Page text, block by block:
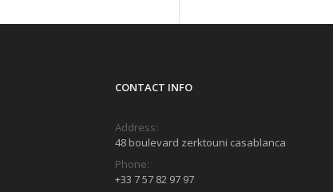
CONTACT INFO
Address:
48 boulevard zerktouni casablanca
Phone:
+33 7 57 82 97 97